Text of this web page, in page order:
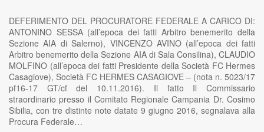
DEFERIMENTO DEL PROCURATORE FEDERALE A CARICO DI:
ANTONINO SESSA (all’epoca dei fatti Arbitro benemerito della
Sezione AIA di Salerno), VINCENZO AVINO (all’epoca dei fatti
Arbitro benemerito della Sezione AIA di Sala Consilina), CLAUDIO
MOLFINO (all’epoca dei fatti Presidente della Società FC Hermes
Casagiove), Società FC HERMES CASAGIOVE – (nota n. 5023/17
pf16-17 GT/cf del 10.11.2016). Il fatto Il Commissario
straordinario presso il Comitato Regionale Campania Dr. Cosimo
Sibilia, con tre distinte note datate 9 giugno 2016, segnalava alla
Procura Federale…